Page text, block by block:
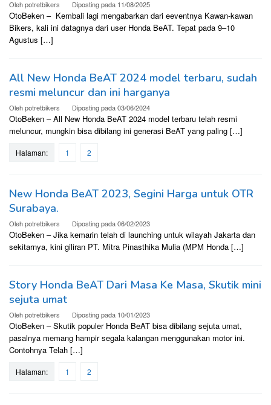
Olehpotretbikers Diposting pada 11/08/2025
OtoBeken – Kembali lagi mengabarkan dari eeventnya Kawan-kawan
Bikers, kali ini datagnya dari user Honda BeAT. Tepat pada 9–10
Agustus […]
All New Honda BeAT 2024 model terbaru, sudah
resmi meluncur dan ini harganya
Olehpotretbikers Diposting pada03/06/2024
OtoBeken – All New Honda BeAT 2024 model terbaru telah resmi
meluncur, mungkin bisa dibilang ini generasi BeAT yang paling […]
Halaman: 1 2
New Honda BeAT 2023, Segini Harga untuk OTR
Surabaya.
Olehpotretbikers Diposting pada06/02/2023
OtoBeken – Jika kemarin telah di launching untuk wilayah Jakarta dan
sekitarnya, kini giliran PT. Mitra Pinasthika Mulia (MPM Honda […]
Story Honda BeAT Dari Masa Ke Masa, Skutik mini
sejuta umat
Olehpotretbikers Diposting pada 10/01/2023
OtoBeken – Skutik populer Honda BeAT bisa dibilang sejuta umat,
pasalnya memang hampir segala kalangan menggunakan motor ini.
Contohnya Telah […]
Halaman: 1 2